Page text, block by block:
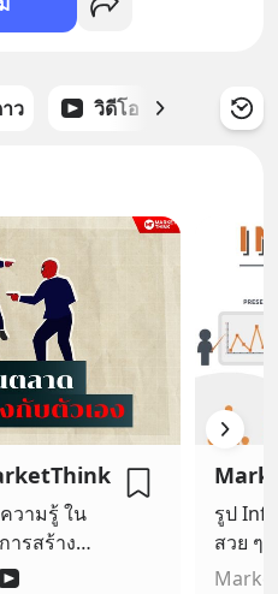
ว วิดีโอ พอดแ
วามรู้ ใน
ารสร้าง
รูป
สวย ๆ